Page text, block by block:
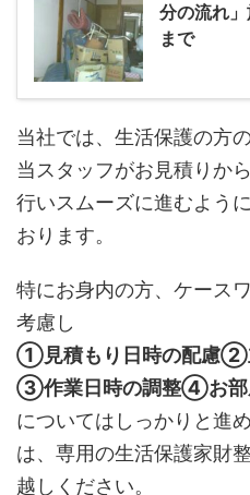
分の流れ
まで
当社では、生活保護の方
当スタッフがお見積りか
行いスムーズに進むよう
おります。
特にお身内の方、ケース
考慮し
①見積もり日時の配慮②
③作業日時の調整④お部
についてはしっかりと進
は、専用の生活保護家財
越しください。